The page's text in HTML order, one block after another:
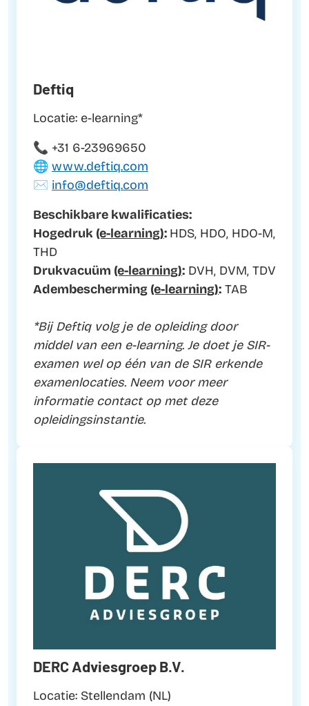
Deftiq
Locatie: e-learning*
📞 +31 6-23969650
🌐 www.deftiq.com
✉️ info@deftiq.com
Beschikbare kwalificaties:
Hogedruk (e-learning): HDS, HDO, HDO-M,
THD
Drukvacuüm (e-learning): DVH, DVM, TDV
Adembescherming (e-learning): TAB
*Bij Deftiq volg je de opleiding door
middel van een e-learning. Je doet je SIR-
examen wel op één van de SIR erkende
examenlocaties. Neem voor meer
informatie contact op met deze
opleidingsinstantie.
DERC Adviesgroep B.V.
Locatie: Stellendam (NL)